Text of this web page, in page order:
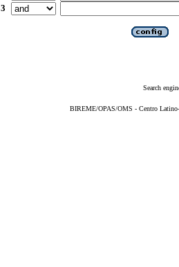
3
Search
BIREME/OPAS/OMS - Centro Latino-